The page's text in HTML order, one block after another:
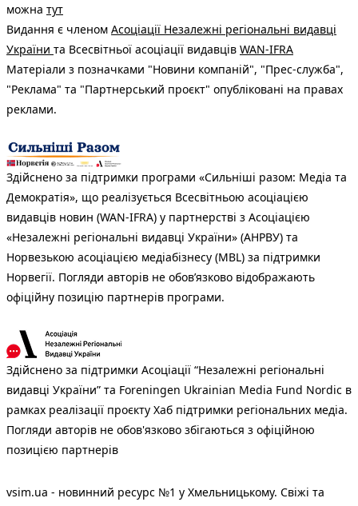
можна тут
Видання є членом Асоціації Незалежні регіональні видавці
України та Всесвітньої асоціації видавців WAN-IFRA
Матеріали з позначками "Новини компаній", "Прес-служба",
"Реклама" та "Партнерський проєкт" опубліковані на правах
реклами.
Здійснено за підтримки програми «Сильніші разом: Медіа та
Демократія», що реалізується Всесвітньою асоціацією
видавців новин (WAN-IFRA) у партнерстві з Асоціацією
«Незалежні регіональні видавці України» (АНРВУ) та
Норвезькою асоціацією медіабізнесу (MBL) за підтримки
Норвегії. Погляди авторів не обов’язково відображають
офіційну позицію партнерів програми.
Здійснено за підтримки Асоціації “Незалежні регіональні
видавці України” та Foreningen Ukrainian Media Fund Nordic в
рамках реалізації проєкту Хаб підтримки регіональних медіа.
Погляди авторів не обов'язково збігаються з офіційною
позицією партнерів
vsim.ua - новинний ресурс №1 у Хмельницькому. Свіжі та